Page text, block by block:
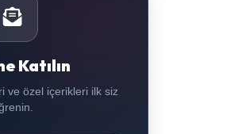
Katılın
ve özel içerikleri ilk siz